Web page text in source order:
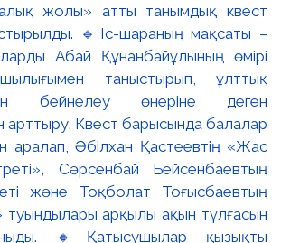
жолы» атты танымдық квест
🔹Іс-шараның мақсаты –
Абай Құнанбайұлының өмірі
таныстырып, ұлттық
бейнелеу өнеріне деген
арттыру. Квест барысында балалар
аралап, Әбілхан Қастеевтің «Жас
Сәрсенбай Бейсенбаевтың
және Тоқболат Тоғысбаевтың
арқылы ақын тұлғасын
🔸Қатысушылар қызықты